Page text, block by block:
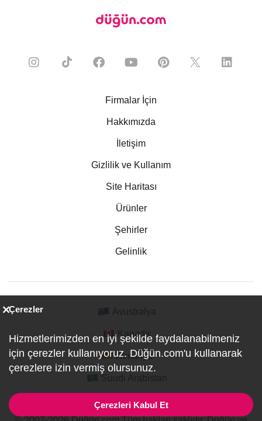
Firmalar İçin
Hakkımızda
İletişim
Gizlilik ve Kullanım
Site Haritası
Ürünler
Şehirler
Gelinlik
Kanada
Almanya
Çerezler
Hizmetlerimizden en iyi şekilde faydalanabilmeniz
için çerezler kullanıyoruz. Düğün.com'u kullanarak
çerezlere izin vermiş olursunuz.
Çerezleri Kabul Et